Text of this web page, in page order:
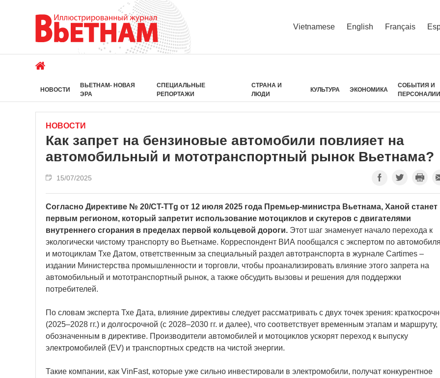
Vietnamese English Français
НОВОСТИ
ВЬЕТНАМ- НОВАЯ
ЭРА
СПЕЦИАЛЬНЫЕ
РЕПОРТАЖИ
СТРАНА И
ЛЮДИ
КУЛЬТУРА ЭКОНОМИКА
СОБЫТИЯ И
НОВОСТИ
Как запрет на бензиновые автомобили повлияет на
автомобильный и мототранспортный рынок Вьетнама?
15/07/2025
Согласно Директиве № 20/CT-TTg от 12 июля 2025 года Премьер-министра Вьетнама, Ханой станет
первым регионом, который запретит использование мотоциклов и скутеров с двигателями
внутреннего сгорания в пределах первой кольцевой дороги. Этот шаг знаменует начало перехода к
экологически чистому транспорту во Вьетнаме. Корреспондент ВИА пообщался с экспертом по
и мотоциклам Тхе Датом, ответственным за специальный раздел автотранспорта в журнале Cartimes –
издании Министерства промышленности и торговли, чтобы проанализировать влияние этого запрета на
автомобильный и мототранспортный рынок, а также обсудить вызовы и решения для поддержки
потребителей.
По словам эксперта Тхе Дата, влияние директивы следует рассматривать с двух точек зрения:
(2025–2028 гг.) и долгосрочной (с 2028–2030 гг. и далее), что соответствует временным этапам и маршруту,
обозначенным в директиве. Производители автомобилей и мотоциклов ускорят переход к выпуску
электромобилей (EV) и транспортных средств на чистой энергии.
Такие компании, как VinFast, которые уже сильно инвестировали в электромобили, получат конкурентное